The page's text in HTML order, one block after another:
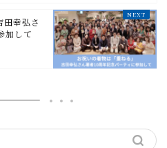
田幸弘さ
加して